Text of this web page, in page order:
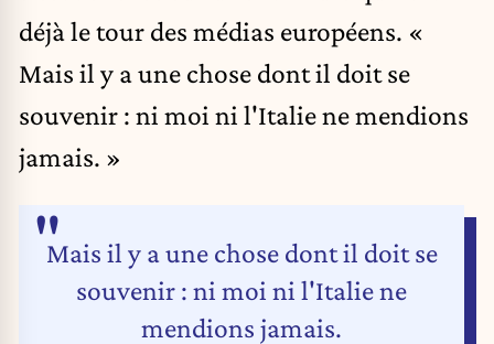
déjà le tour des médias européens. «
Mais il y a une chose dont il doit se
souvenir : ni moi ni l'Italie ne mendions
jamais. »
Mais il y a une chose dont il doit se
souvenir : ni moi ni l'Italie ne
mendions jamais.